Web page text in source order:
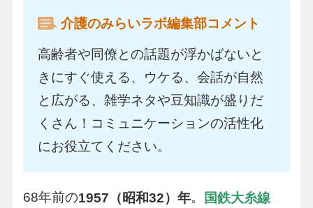
介護のみらいラボ編集部コメント
高齢者や同僚との話題が浮かばないと
きにすぐ使える、ウケる、会話が自然
と広がる、雑学ネタや豆知識が盛りだ
くさん！コミュニケーションの活性化
にお役立てください。
68年前の1957（昭和32）年。
国鉄大糸線